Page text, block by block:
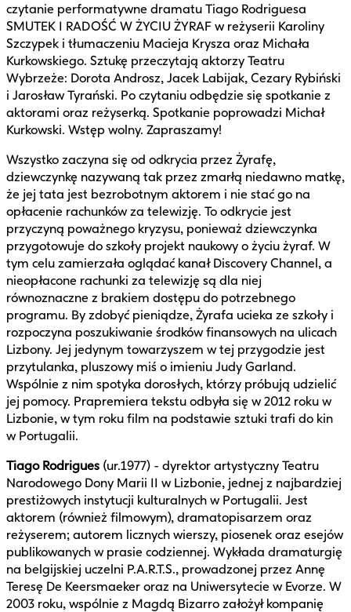
czytanie performatywne dramatu Tiago Rodriguesa
SMUTEK I RADOŚĆ W ŻYCIU ŻYRAF w reżyserii Karoliny
Szczypek i tłumaczeniu Macieja Krysza oraz Michała
Kurkowskiego. Sztukę przeczytają aktorzy Teatru
Wybrzeże: Dorota Androsz, Jacek Labijak, Cezary Rybiński
i Jarosław Tyrański. Po czytaniu odbędzie się spotkanie z
aktorami oraz reżyserką. Spotkanie poprowadzi Michał
Kurkowski. Wstęp wolny. Zapraszamy!
Wszystko zaczyna się od odkrycia przez Żyrafę,
dziewczynkę nazywaną tak przez zmarłą niedawno matkę,
że jej tata jest bezrobotnym aktorem i nie stać go na
opłacenie rachunków za telewizję. To odkrycie jest
przyczyną poważnego kryzysu, ponieważ dziewczynka
przygotowuje do szkoły projekt naukowy o życiu żyraf. W
tym celu zamierzała oglądać kanał Discovery Channel, a
nieopłacone rachunki za telewizję są dla niej
równoznaczne z brakiem dostępu do potrzebnego
programu. By zdobyć pieniądze, Żyrafa ucieka ze szkoły i
rozpoczyna poszukiwanie środków finansowych na ulicach
Lizbony. Jej jedynym towarzyszem w tej przygodzie jest
przytulanka, pluszowy miś o imieniu Judy Garland.
Wspólnie z nim spotyka dorosłych, którzy próbują udzielić
jej pomocy. Prapremiera tekstu odbyła się w 2012 roku w
Lizbonie, w tym roku film na podstawie sztuki trafi do kin
w Portugalii.
Tiago Rodrigues (ur.1977) - dyrektor artystyczny Teatru
Narodowego Dony Marii II w Lizbonie, jednej z najbardziej
prestiżowych instytucji kulturalnych w Portugalii. Jest
aktorem (również filmowym), dramatopisarzem oraz
reżyserem; autorem licznych wierszy, piosenek oraz esejów
publikowanych w prasie codziennej. Wykłada dramaturgię
na belgijskiej uczelni P.A.R.T.S., prowadzonej przez Annę
Teresę De Keersmaeker oraz na Uniwersytecie w Evorze. W
2003 roku, wspólnie z Magdą Bizarro założył kompanię